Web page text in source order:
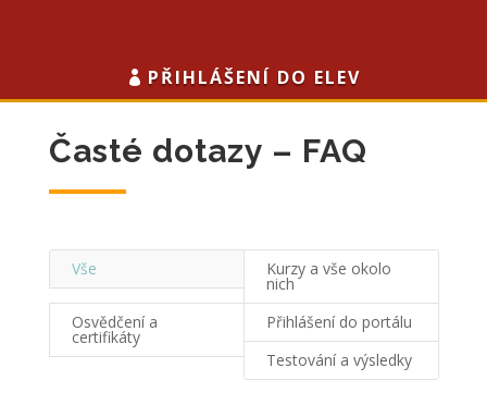
PŘIHLÁŠENÍ DO ELEV
Časté dotazy – FAQ
Vše Kurzy a vše okolo
nich
Osvědčení a
certifikáty
Přihlášení do portálu
Testování a výsledky